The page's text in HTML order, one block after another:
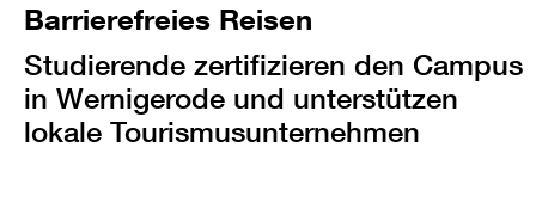
Barrierefreies Reisen
Studierende zertifizieren den Campus
in Wernigerode und unterstützen
lokale Tourismusunternehmen